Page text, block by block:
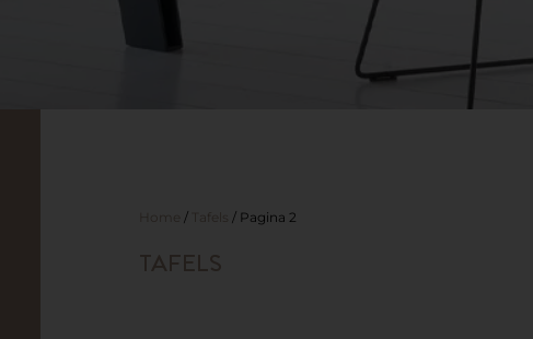
Home / Tafels / Pagina 2
TAFELS